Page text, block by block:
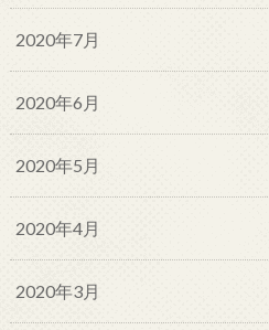
2020年7月
2020年6月
2020年5月
2020年4月
2020年3月